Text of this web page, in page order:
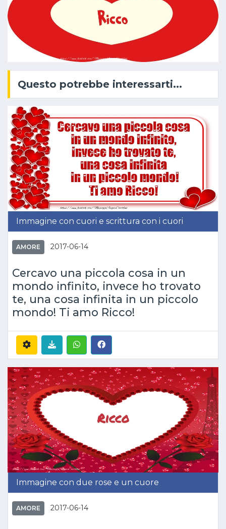
Questo potrebbe interessarti...
Immagine con cuori e scrittura con i cuori
AMORE 2017-06-14
Cercavo una piccola cosa in un
mondo infinito, invece ho trovato
te, una cosa infinita in un piccolo
mondo! Ti amo Ricco!
Immagine con due rose e un cuore
AMORE 2017-06-14